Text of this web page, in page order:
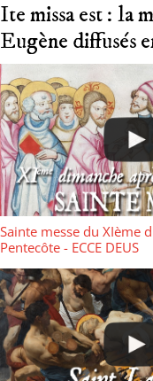
Ite missa est : la
Eugène diffusés
Sainte messe du XIème
Pentecôte - ECCE DEUS